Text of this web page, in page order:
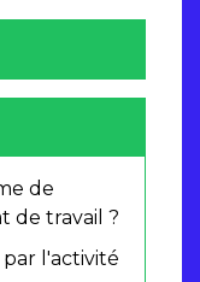
de
de travail ?
l'activité